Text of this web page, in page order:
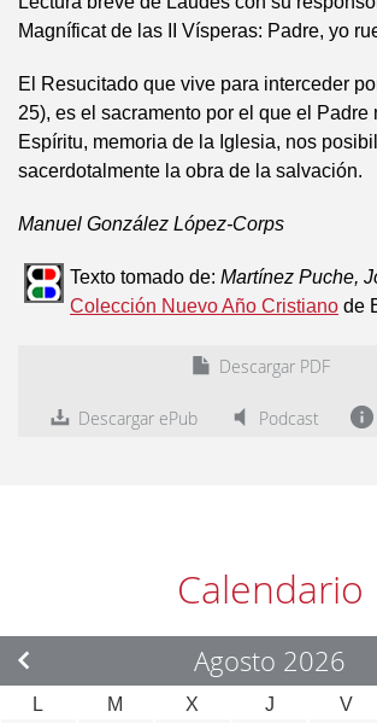
Magníficat de las II Vísperas: Padre, yo
El Resucitado que vive para interceder
25), es el sacramento por el que el Padre
Espíritu, memoria de la Iglesia, nos
sacerdotalmente la obra de la salvación.
Manuel González López-Corps
Texto tomado de: Martínez Puche,
Colección Nuevo Año Cristiano de
Descargar PDF
Descargar ePub Podcast
Calendario
Agosto 2026
L M X J V